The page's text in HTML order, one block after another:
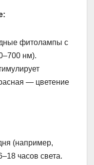
фитолампы с
нм).
— цветение
(например,
часов света.